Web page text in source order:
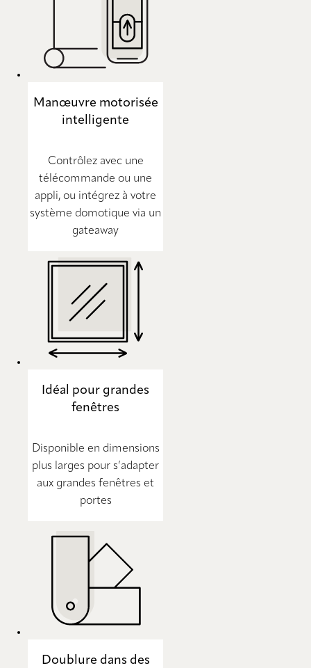
Manœuvre motorisée
intelligente
Contrôlez avec une
télécommande ou une
appli, ou intégrez à votre
système domotique via un
gateaway
Idéal pour grandes
fenêtres
Disponible en dimensions
plus larges pour s’adapter
aux grandes fenêtres et
portes
Doublure dans des